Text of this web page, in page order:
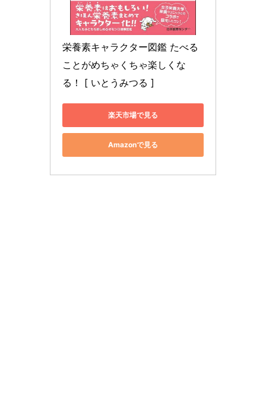
栄養素キャラクター図鑑 たべる
ことがめちゃくちゃ楽しくな
る！ [ いとうみつる ]
楽天市場で見る
Amazonで見る